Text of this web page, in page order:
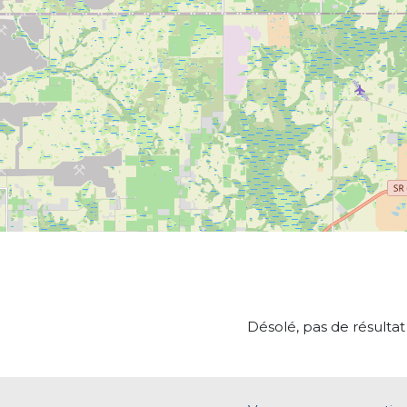
Désolé, pas de résultat